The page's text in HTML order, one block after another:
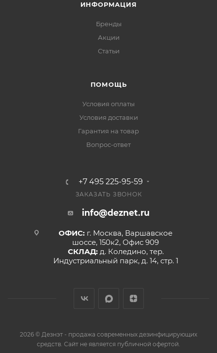
ИНФОРМАЦИЯ
Бренды
Акции
Статьи
ПОМОЩЬ
Условия оплаты
Условия доставки
Гарантия на товар
Вопрос-ответ
+7 495 225-95-59
ЗАКАЗАТЬ ЗВОНОК
info@deznet.ru
ОФИС: г. Москва, Варшавское
шоссе, 150к2, Офис 909
СКЛАД: д. Коледино, тер.
Индустриальный парк, д. 14, стр. 1
2026 © Дезнэт - продажа современных дезинфицирующих
средств. Сайт не является публичной офертой.